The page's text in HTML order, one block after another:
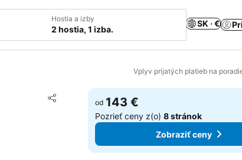
Hostia a izby
2 hostia, 1 izba.
SK · €
Vplyv prijatých platieb na
Zdieľať
Pridať do obľúbených
od 143 €
Pozrieť ceny z(o)8 stránok
Zobraziť ceny